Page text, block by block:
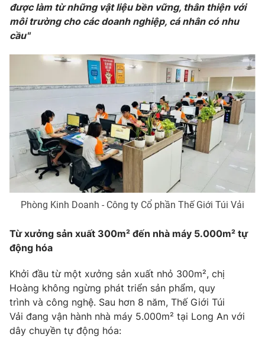
Giấy phép hoạt động báo in và báo điện tử số 483/GP-BTTTT
cấp ngày 29/12/2023
Tổng Biên tập:
Phó Tổng Biên tập:Nguyễn Thị Mỹ Hạnh, Phạm Quốc Thắng,
Nguyễn Trọng Ninh
024.38 355 931 - 024.38 355 932
024.66 897 897
toasoan@vtv.vn
Liên hệ quảng cáo:024-7300.7108
® Cấm sao chép dưới mọi hình thức nếu không có sự chấp
thuận bằng văn bản. Ghi rõ nguồn VTV.vn khi phát hành lại
thông tin từ website này.
được làm từ những vật liệu bền vững, thân thiện với
môi trường cho các doanh nghiệp, cá nhân có nhu
cầu"
Phòng Kinh Doanh - Công ty Cổ phần Thế Giới Túi Vải
Từ xưởng sản xuất 300m² đến nhà máy 5.000m² tự
động hóa
Khởi đầu từ một xưởng sản xuất nhỏ 300m², chị
Hoàng không ngừng phát triển sản phẩm, quy
trình và công nghệ. Sau hơn 8 năm, Thế Giới Túi
Vải đang vận hành nhà máy 5.000m² tại Long An với
dây chuyền tự động hóa: